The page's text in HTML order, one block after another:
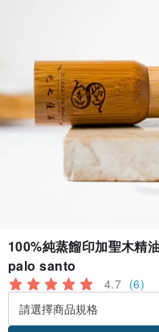
100%純蒸餾印加聖木
palo santo
4.7 (6)